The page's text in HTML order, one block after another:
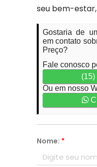
seu bem-
Gostaria de
em contato
Preço?
Fale conosco
Ou em nosso
Nome: *